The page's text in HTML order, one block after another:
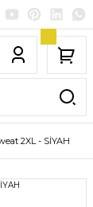
2XL - SİYAH